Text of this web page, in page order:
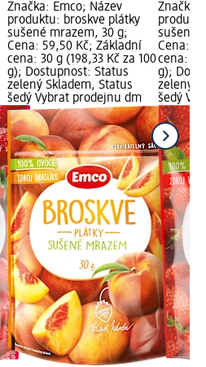
Značka: Emco; Název
produktu: broskve plátky
sušené mrazem, 30 g;
Cena: 59,50 Kč; Základní
cena: 30 g (198,33 Kč za 100
g); Dostupnost: Status
zelený Skladem, Status
šedý Vybrat prodejnu dm
Značka:
sušené
Cena:
cena: 30
g);
zelený
šedý